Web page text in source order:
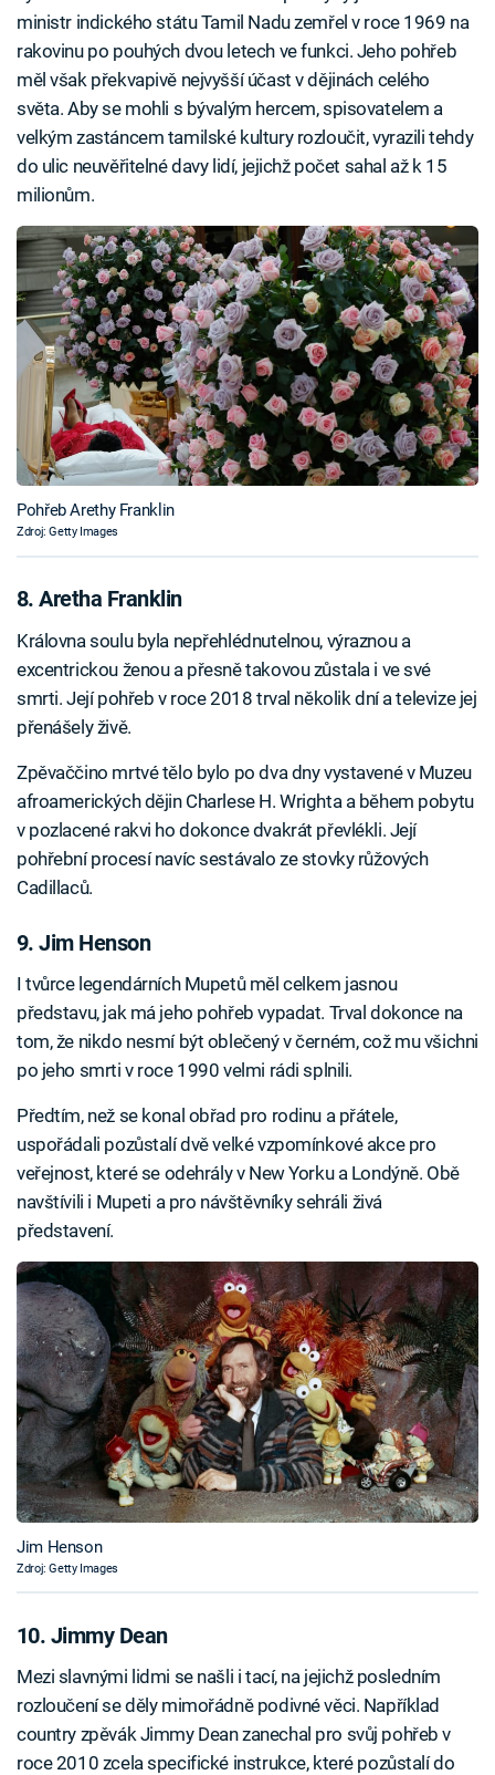
ministr indického státu Tamil Nadu zemřel v roce 1969 na
rakovinu po pouhých dvou letech ve funkci. Jeho pohřeb
měl však překvapivě nejvyšší účast v dějinách celého
světa. Aby se mohli s bývalým hercem, spisovatelem a
velkým zastáncem tamilské kultury rozloučit, vyrazili tehdy
do ulic neuvěřitelné davy lidí, jejichž počet sahal až k 15
milionům.
Pohřeb Arethy Franklin
Zdroj: Getty Images
8. Aretha Franklin
Královna soulu byla nepřehlédnutelnou, výraznou a
excentrickou ženou a přesně takovou zůstala i ve své
smrti. Její pohřeb v roce 2018 trval několik dní a televize jej
přenášely živě.
Zpěvaččino mrtvé tělo bylo po dva dny vystavené v Muzeu
afroamerických dějin Charlese H. Wrighta a během pobytu
v pozlacené rakvi ho dokonce dvakrát převlékli. Její
pohřební procesí navíc sestávalo ze stovky růžových
Cadillaců.
9. Jim Henson
I tvůrce legendárních Mupetů měl celkem jasnou
představu, jak má jeho pohřeb vypadat. Trval dokonce na
tom, že nikdo nesmí být oblečený v černém, což mu všichni
po jeho smrti v roce 1990 velmi rádi splnili.
Předtím, než se konal obřad pro rodinu a přátele,
uspořádali pozůstalí dvě velké vzpomínkové akce pro
veřejnost, které se odehrály v New Yorku a Londýně. Obě
navštívili i Mupeti a pro návštěvníky sehráli živá
představení.
Jim Henson
Zdroj: Getty Images
10. Jimmy Dean
Mezi slavnými lidmi se našli i tací, na jejichž posledním
rozloučení se děly mimořádně podivné věci. Například
country zpěvák Jimmy Dean zanechal pro svůj pohřeb v
roce 2010 zcela specifické instrukce, které pozůstalí do